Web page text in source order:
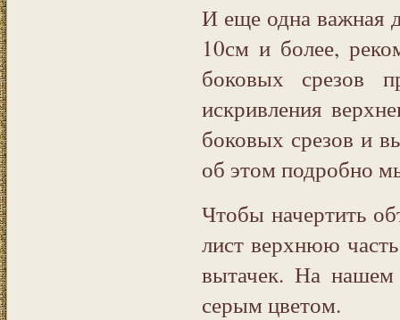
И еще одна важная
10см и более,
боковых срезов
искривления
боковых срезов и
об этом подробно
Чтобы начертить
лист верхнюю
вытачек. На нашем
серым цветом.